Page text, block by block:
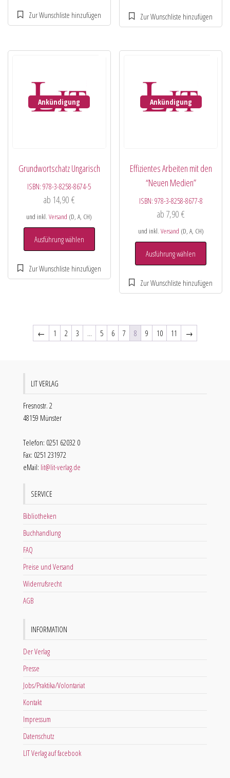
Ankündigung
Grundwortschatz Ungarisch
ISBN:978-3-8258-8674-5
ab 14,90€
und inkl.Versand (D, A, CH)
Ausführung wählen
Ankündigung
Effizientes Arbeiten mit den
“Neuen Medien”
ISBN: 978-3-8258-8677-8
ab 7,90€
und inkl. Versand (D, A, CH)
Ausführung wählen
← 1 2 3 … 5 6 7 8 9 10 11 →
LIT VERLAG
Fresnostr. 2
48159 Münster
Telefon: 0251 62032 0
Fax: 0251 231972
eMail: lit@lit-verlag.de
SERVICE
Bibliotheken
Buchhandlung
FAQ
Preise und Versand
Widerrufsrecht
AGB
INFORMATION
Der Verlag
Presse
Jobs/Praktika/Volontariat
Kontakt
Impressum
Datenschutz
LIT Verlag auf facebook